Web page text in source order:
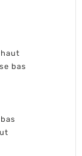
bas